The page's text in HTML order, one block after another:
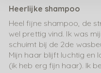
Heerlijke shampoo
Heel fijne shampoo, de
wel prettig vind. Ik was
schuimt bij de 2de
Mijn haar blijft luchtig en
(ik heb erg fijn haar). Ik